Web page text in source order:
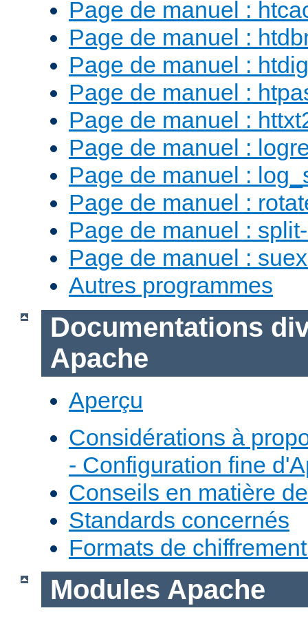
Page de manuel :
Page de manuel :
Page de manuel :
Page de manuel :
Page de manuel :
Page de manuel :
Page de manuel :
Page de manuel :
Page de manuel :
Page de manuel :
Autres programmes
Documentations
Apache
Aperçu
Considérations à
- Configuration fine
Conseils en matière
Standards concernés
Formats de
Modules Apache